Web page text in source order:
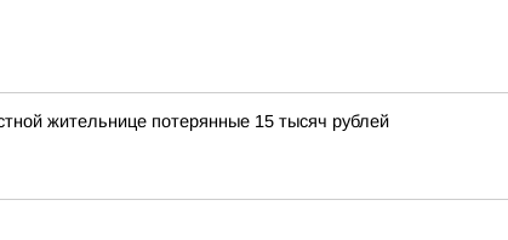
жительнице потерянные 15 тысяч рублей